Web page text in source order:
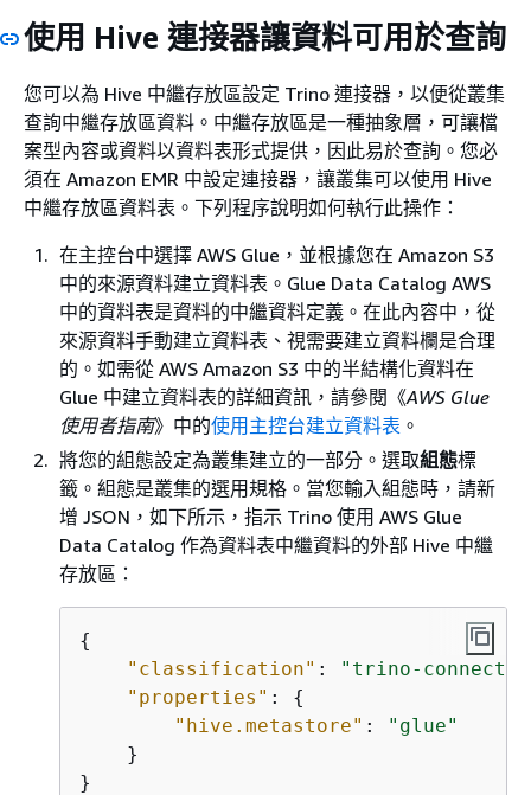
使用 Hive 連接器讓資料可用於查詢
您可以為 Hive 中繼存放區設定 Trino 連接器，以便從叢集
查詢中繼存放區資料。中繼存放區是一種抽象層，可讓檔
案型內容或資料以資料表形式提供，因此易於查詢。您必
須在 Amazon EMR 中設定連接器，讓叢集可以使用 Hive
中繼存放區資料表。下列程序說明如何執行此操作：
在主控台中選擇 AWS Glue，並根據您在 Amazon S3
中的來源資料建立資料表。Glue Data Catalog AWS
中的資料表是資料的中繼資料定義。在此內容中，從
來源資料手動建立資料表、視需要建立資料欄是合理
的。如需從 AWS Amazon S3 中的半結構化資料在
Glue 中建立資料表的詳細資訊，請參閱《AWS Glue
使用者指南》中的使用主控台建立資料表 。
將您的組態設定為叢集建立的一部分。選取組態標
籤。組態是叢集的選用規格。當您輸入組態時，請新
增 JSON，如下所示，指示 Trino 使用 AWS Glue
Data Catalog 作為資料表中繼資料的外部 Hive 中繼
存放區：
{
"classification" :
"trino-
"properties" : {
"hive.metastore" :
"glue"
    }
}